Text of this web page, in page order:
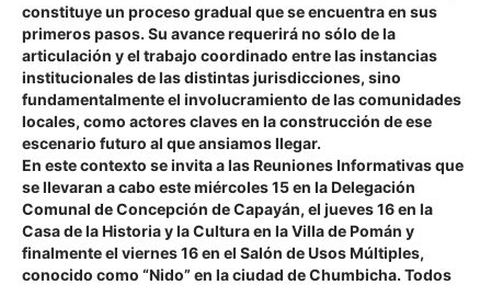
constituye un proceso gradual que se encuentra en sus
primeros pasos. Su avance requerirá no sólo de la
articulación y el trabajo coordinado entre las instancias
institucionales de las distintas jurisdicciones, sino
fundamentalmente el involucramiento de las comunidades
locales, como actores claves en la construcción de ese
escenario futuro al que ansiamos llegar.
En este contexto se invita a las Reuniones Informativas que
se llevaran a cabo este miércoles 15 en la Delegación
Comunal de Concepción de Capayán, el jueves 16 en la
Casa de la Historia y la Cultura en la Villa de Pomán y
finalmente el viernes 16 en el Salón de Usos Múltiples,
conocido como “Nido” en la ciudad de Chumbicha. Todos